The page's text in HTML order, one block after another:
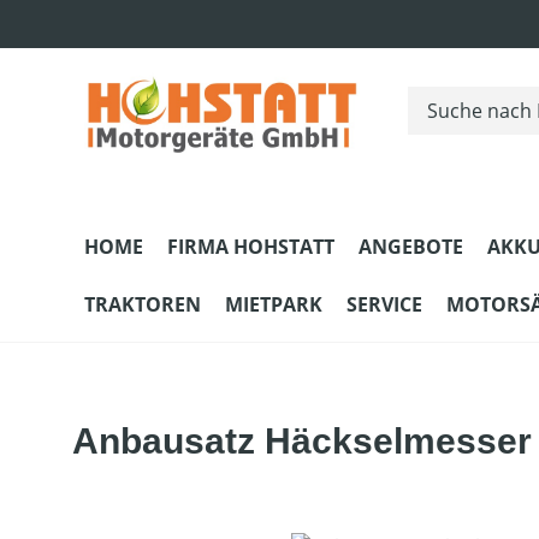
HOME FIRMA HOHSTATT ANGEBOTE
TRAKTOREN MIETPARK SERVICE
Anbausatz Häckselmesser